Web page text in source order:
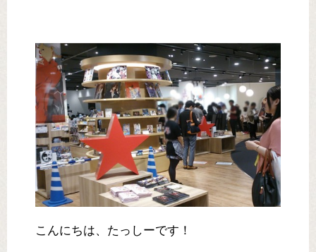
こんにちは、たっしーです！